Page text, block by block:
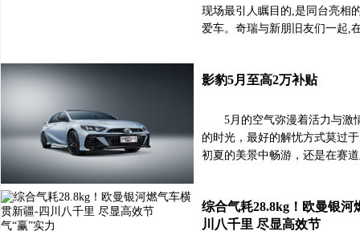
现场最引人瞩目的,是同台亮相
爱车。奇瑞与新朋旧友们一起
影豹5月至高2万补贴
5月的空气弥漫着活力与激
的时光，最好的解忧方式莫过
初夏的美景中畅游，还是在赛
综合气耗28.8kg！欧曼银河
川八千里 尽显高效节